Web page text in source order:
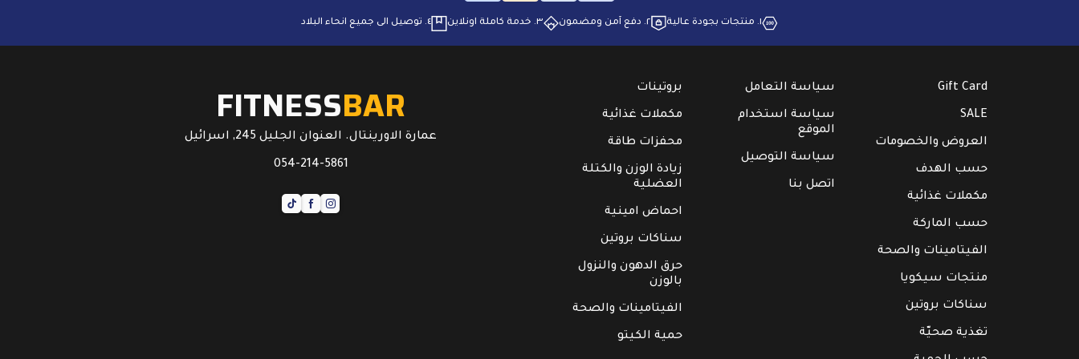
١. منتجات بجودة عالية ٢. ⁠دفع آمن ومضمون ٣. ⁠خدمة كاملة اونلاين ٤. ⁠توصيل الى جميع انحاء البلاد
Gift Card
SALE
العروض والخصومات
حسب الهدف
مكملات غذائية
حسب الماركة
الفيتامينات والصحة
منتجات سيكويا
سناكات بروتين
تغذية صحيّة
سياسة التعامل
سياسة استخدام
الموقع
سياسة التوصيل
اتصل بنا
بروتينات
مكملات غذائية
محفزات طاقة
زيادة الوزن والكتلة
العضلية
احماض امينية
سناكات بروتين
حرق الدهون والنزول
بالوزن
الفيتامينات والصحة
حمية الكيتو
FITNESSBAR
عمارة الاورينتال. العنوان الجليل 245, اسرائيل
054-214-5861